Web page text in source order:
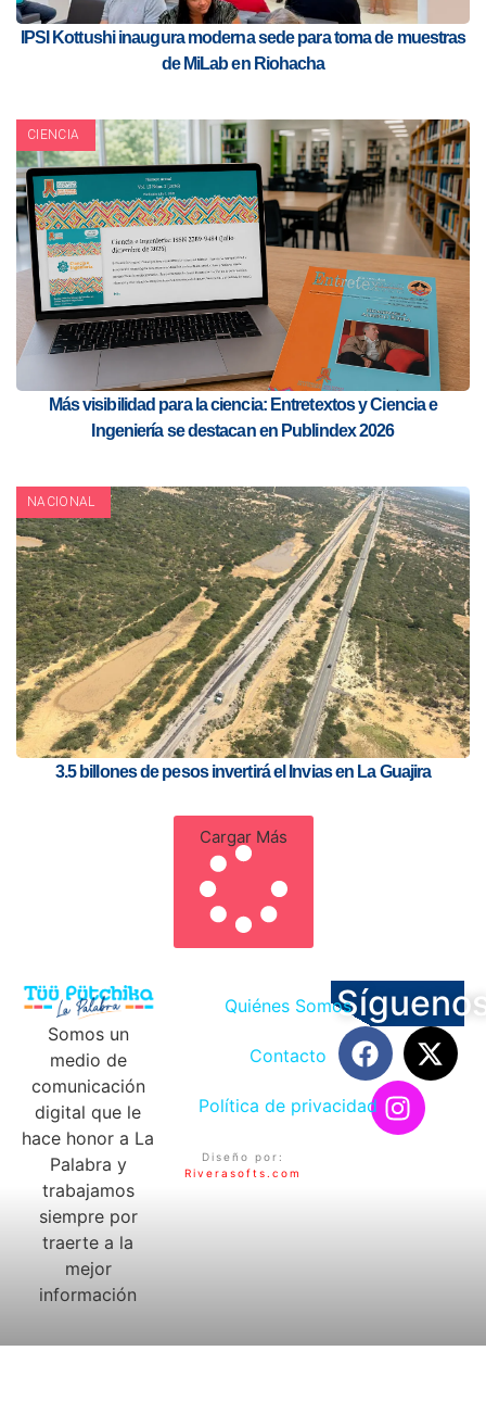
IPSI Kottushi inaugura moderna sede para toma de muestras
de MiLab en Riohacha
CIENCIA
Más visibilidad para la ciencia: Entretextos y Ciencia e
Ingeniería se destacan en Publindex 2026
NACIONAL
3.5 billones de pesos invertirá el Invias en La Guajira
Cargar Más
Somos un
medio de
comunicación
digital que le
hace honor a La
Palabra y
trabajamos
siempre por
traerte a la
mejor
información
Quiénes Somos
Contacto
Política de privacidad
Diseño por:
Riverasofts.com